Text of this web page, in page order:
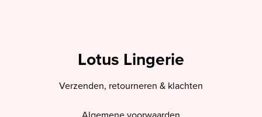
Lotus Lingerie
Verzenden, retourneren & klachten